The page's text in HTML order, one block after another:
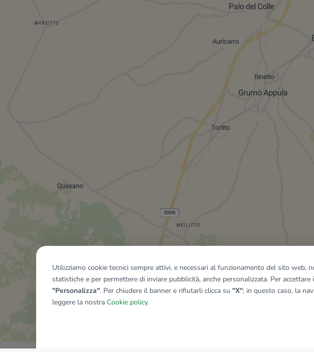
Mostra tutti gli immobili del riquadro
Utilizziamo cookie tecnici sempre attivi, e necessari al funzionamento del sito
statistiche e per permettere di inviare pubblicità, anche personalizzata. Per
"Personalizza". Per chiudere il banner e rifiutarli clicca su "X"; in questo caso, la
leggere la nostra Cookie policy.